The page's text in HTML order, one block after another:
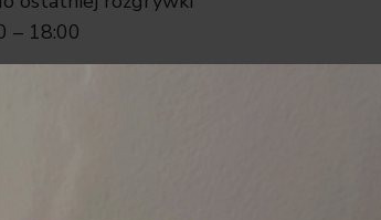
– 18:00